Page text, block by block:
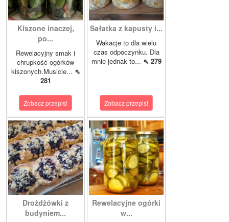
Kiszone inaczej,
po...
Rewelacyjny smak i
chrupkość ogórków
kiszonych.Musicie... ⇖
281
Zobacz przepis!
Sałatka z kapusty i...
Wakacje to dla wielu
czas odpoczynku. Dla
mnie jednak to... ⇖ 279
Zobacz przepis!
Drożdżówki z
budyniem...
Rewelacyjne ogórki
w...